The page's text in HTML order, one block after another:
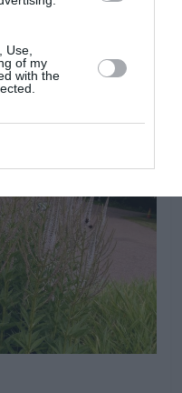
Use,
of my
with the
del clima